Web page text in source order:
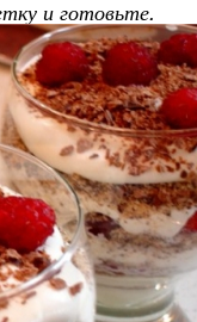
и готовьте.